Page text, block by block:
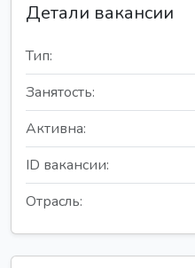
Детали вакансии
Тип:
Занятость:
Активна:
ID вакансии:
Отрасль: